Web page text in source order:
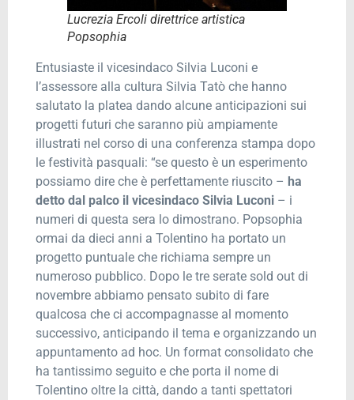
Lucrezia Ercoli direttrice artistica
Popsophia
Entusiaste il vicesindaco Silvia Luconi e
l’assessore alla cultura Silvia Tatò che hanno
salutato la platea dando alcune anticipazioni sui
progetti futuri che saranno più ampiamente
illustrati nel corso di una conferenza stampa dopo
le festività pasquali: “se questo è un esperimento
possiamo dire che è perfettamente riuscito – ha
detto dal palco il vicesindaco Silvia Luconi – i
numeri di questa sera lo dimostrano. Popsophia
ormai da dieci anni a Tolentino ha portato un
progetto puntuale che richiama sempre un
numeroso pubblico. Dopo le tre serate sold out di
novembre abbiamo pensato subito di fare
qualcosa che ci accompagnasse al momento
successivo, anticipando il tema e organizzando un
appuntamento ad hoc. Un format consolidato che
ha tantissimo seguito e che porta il nome di
Tolentino oltre la città, dando a tanti spettatori